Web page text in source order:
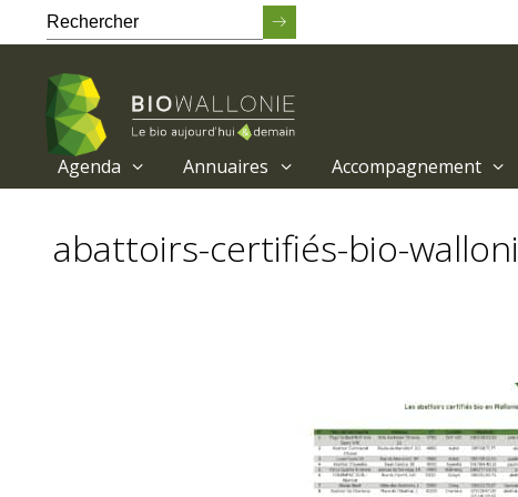
contenu
Agenda Annuaires Accompagnement
abattoirs-certifiés-bio-